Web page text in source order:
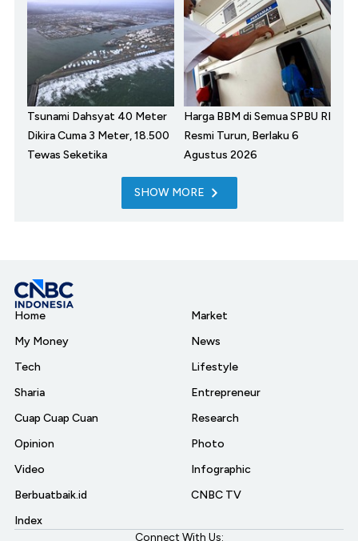
Tsunami Dahsyat 40 Meter
Dikira Cuma 3 Meter, 18.500
Tewas Seketika
Harga BBM di Semua SPBU RI
Resmi Turun, Berlaku 6
Agustus 2026
SHOW MORE
Home
My Money
Tech
Sharia
Cuap Cuap Cuan
Opinion
Video
Berbuatbaik.id
Index
Market
News
Lifestyle
Entrepreneur
Research
Photo
Infographic
CNBC TV
Connect With Us: